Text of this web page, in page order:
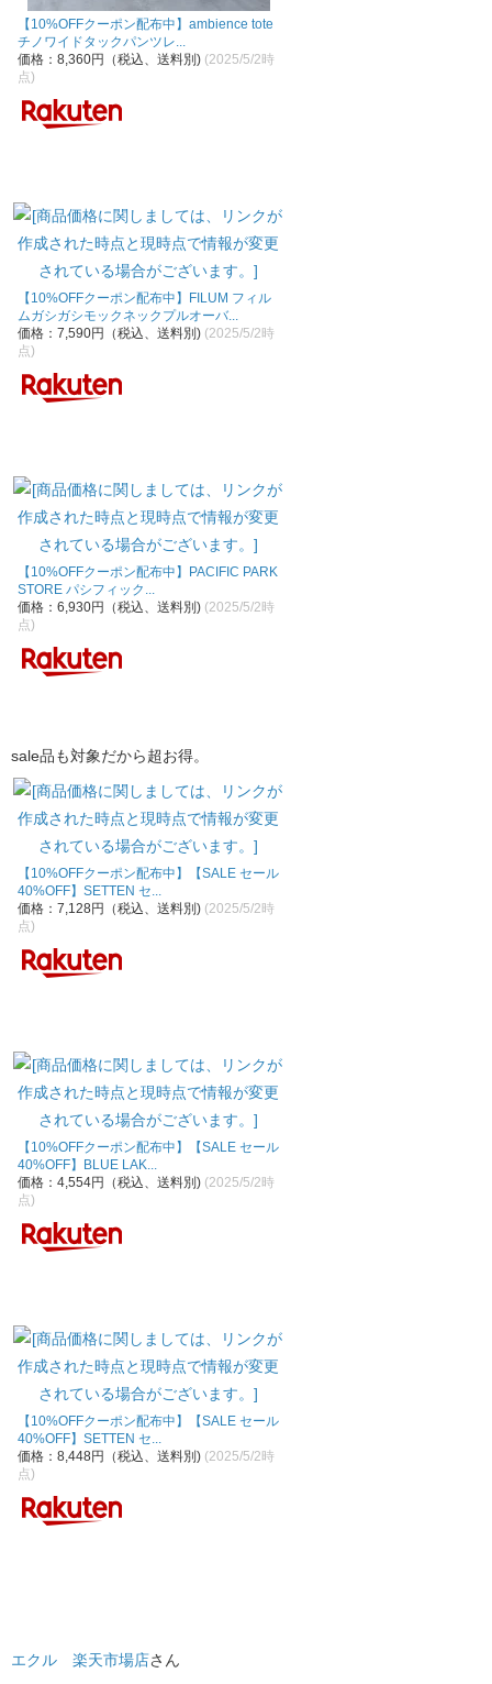
【10%OFFクーポン配布中】ambience tote
チノワイドタックパンツレ...
価格：8,360円（税込、送料別) (2025/5/2時
点)
【10%OFFクーポン配布中】FILUM フィル
ムガシガシモックネックプルオーバ...
価格：7,590円（税込、送料別) (2025/5/2時
点)
【10%OFFクーポン配布中】PACIFIC PARK
STORE パシフィック...
価格：6,930円（税込、送料別) (2025/5/2時
点)
sale品も対象だから超お得。
【10%OFFクーポン配布中】【SALE セール
40%OFF】SETTEN セ...
価格：7,128円（税込、送料別) (2025/5/2時
点)
【10%OFFクーポン配布中】【SALE セール
40%OFF】BLUE LAK...
価格：4,554円（税込、送料別) (2025/5/2時
点)
【10%OFFクーポン配布中】【SALE セール
40%OFF】SETTEN セ...
価格：8,448円（税込、送料別) (2025/5/2時
点)
エクル 楽天市場店さん